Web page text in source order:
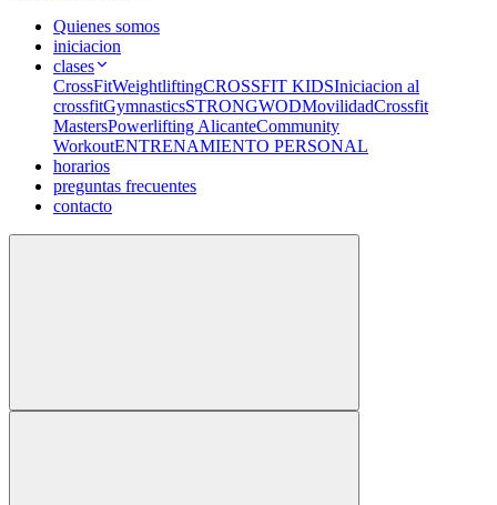
Quienes somos
iniciacion
clases
CrossFitWeightliftingCROSSFIT KIDSIniciacion al
crossfitGymnasticsSTRONGWODMovilidadCrossfit
MastersPowerlifting AlicanteCommunity
WorkoutENTRENAMIENTO PERSONAL
horarios
preguntas frecuentes
contacto